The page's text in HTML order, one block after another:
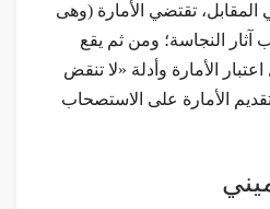
المقابل، تقتضي الأمارة (وهی
آثار النجاسة؛ ومن ثم يقع
الأمارة وأدلة «لا تنقض
الأمارة على الاستصحاب